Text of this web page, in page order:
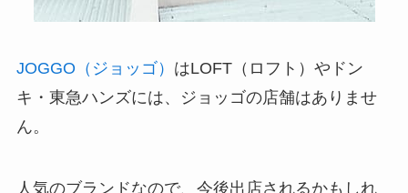
JOGGO（ジョッゴ） はLOFT（ロフト）やドン
キ・東急ハンズには、ジョッゴの店舗はありませ
ん。
人気のブランドなので、今後出店されるかもしれ